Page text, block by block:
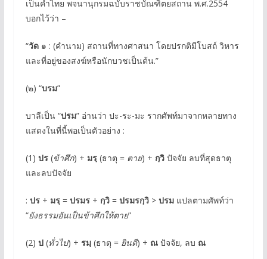
เป็นคำไทย พจนานุกรมฉบับราชบัณฑิตยสถาน พ.ศ.2554
บอกไว้ว่า –
“วัด๑ : (คำนาม) สถานที่ทางศาสนา โดยปรกติมีโบสถ์ วิหาร
และที่อยู่ของสงฆ์หรือนักบวชเป็นต้น.”
(๒) “บรม”
บาลีเป็น “ปรม” อ่านว่า ปะ-ระ-มะ รากศัพท์มาจากหลายทาง
แสดงในที่นี้พอเป็นตัวอย่าง :
(1) ปร(ข้าศึก) + มรฺ(ธาตุ = ตาย) + กฺวิปัจจัย ลบที่สุดธาตุ
และลบปัจจัย
: ปร+ มรฺ= ปรมร+ กฺวิ= ปรมรกฺวิ> ปรมแปลตามศัพท์ว่า
“ยังธรรมอันเป็นข้าศึกให้ตาย”
(2) ป(ทั่วไป) + รมฺ(ธาตุ = ยินดี) + ณปัจจัย, ลบ ณ